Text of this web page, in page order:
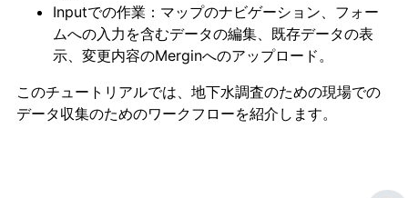
Inputでの作業：マップのナビゲーション、フォー
ムへの入力を含むデータの編集、既存データの表
示、変更内容のMerginへのアップロード。
このチュートリアルでは、地下水調査のための現場での
データ収集のためのワークフローを紹介します。